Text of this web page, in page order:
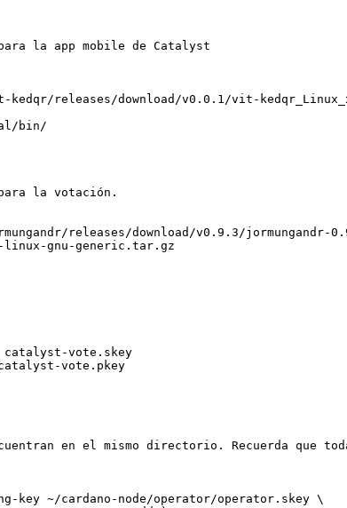
la app mobile de Catalyst
releases/download/v0.0.1/vit-
bin/
la votación.
releases/download/v0.9.3/jormungandr-
linux-gnu-generic.tar.gz
catalyst-vote.skey
vote.pkey
en el mismo directorio. Recuerda que
~/cardano-node/operator/operator.skey \